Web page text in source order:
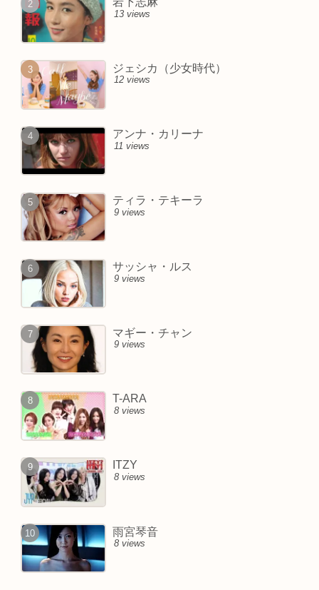
13 views
ジェシカ（少女時代）
12 views
アンナ・カリーナ
11 views
ティラ・テキーラ
9 views
サッシャ・ルス
9 views
マギー・チャン
9 views
T-ARA
8 views
ITZY
8 views
雨宮琴音
8 views